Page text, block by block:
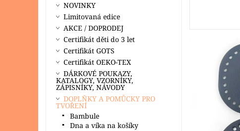
NOVINKY
Limitovaná edice
AKCE / DOPRODEJ
Certifikát děti do 3 let
Certifikát GOTS
Certifikát OEKO-TEX
DÁRKOVÉ POUKAZY,
KATALOGY, VZORNÍKY,
ZÁPISNÍKY, NÁVODY
DOPLŇKY A POMŮCKY PRO
TVOŘENÍ
Bambule
Dna a víka na košíky